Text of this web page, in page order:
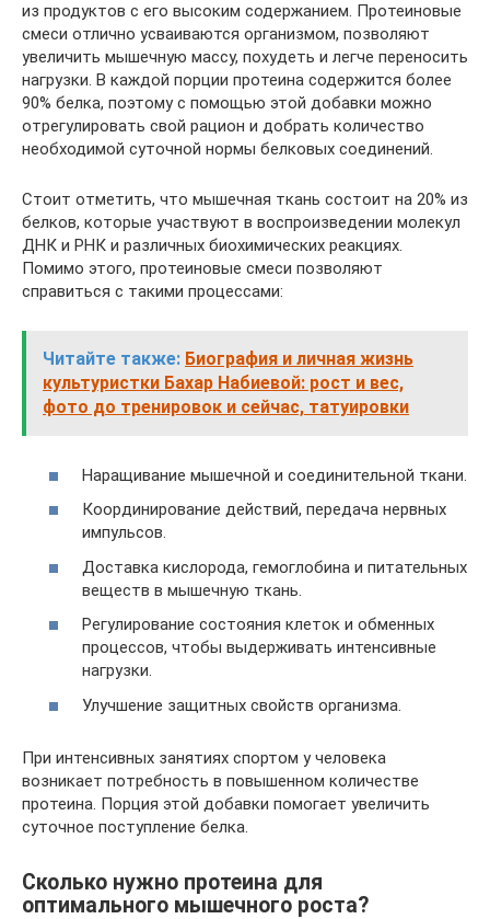
из продуктов с его высоким содержанием. Протеиновые
смеси отлично усваиваются организмом, позволяют
увеличить мышечную массу, похудеть и легче переносить
нагрузки. В каждой порции протеина содержится более
90% белка, поэтому с помощью этой добавки можно
отрегулировать свой рацион и добрать количество
необходимой суточной нормы белковых соединений.
Стоит отметить, что мышечная ткань состоит на 20% из
белков, которые участвуют в воспроизведении молекул
ДНК и РНК и различных биохимических реакциях.
Помимо этого, протеиновые смеси позволяют
справиться с такими процессами:
Читайте также: Биография и личная жизнь
культуристки Бахар Набиевой: рост и вес,
фото до тренировок и сейчас, татуировки
Наращивание мышечной и соединительной ткани.
Координирование действий, передача нервных
импульсов.
Доставка кислорода, гемоглобина и питательных
веществ в мышечную ткань.
Регулирование состояния клеток и обменных
процессов, чтобы выдерживать интенсивные
нагрузки.
Улучшение защитных свойств организма.
При интенсивных занятиях спортом у человека
возникает потребность в повышенном количестве
протеина. Порция этой добавки помогает увеличить
суточное поступление белка.
Сколько нужно протеина для
оптимального мышечного роста?